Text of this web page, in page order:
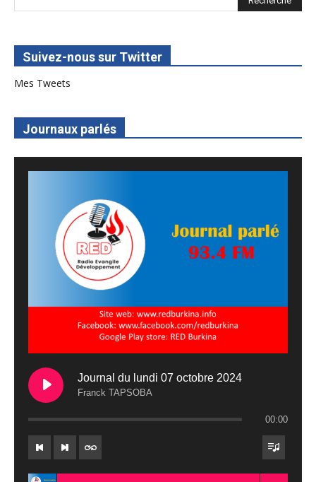
Suivez-nous sur Twitter
Mes Tweets
Journaux parlés
Journal du lundi 07 octobre 2024
Franck TAPSOBA
00:00